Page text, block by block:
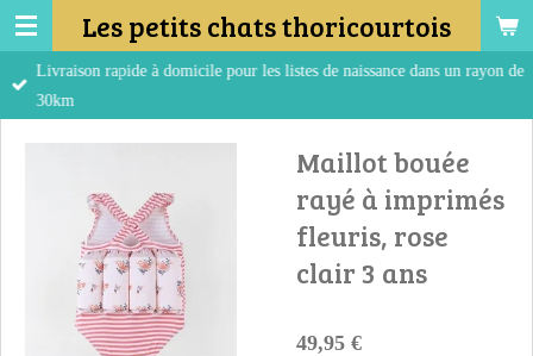
Passer
au
contenu
Les petits chats thoricourtois
Livraison rapide à domicile pour les listes de naissance dans un rayon de
30km
Maillot bouée
rayé à imprimés
fleuris, rose
clair 3 ans
49,95 €